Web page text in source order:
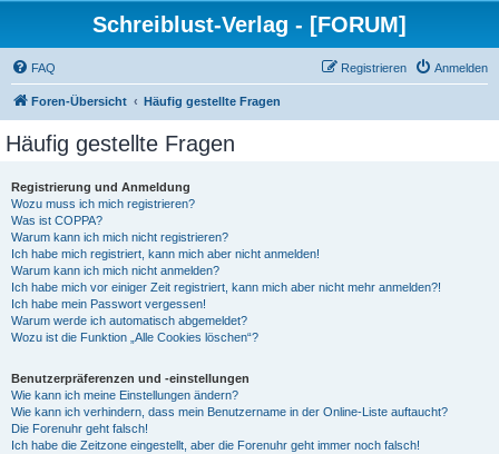
Schreiblust-Verlag - [FORUM]
FAQ Anmelden
Registrieren
Foren-Übersicht Häufig gestellte Fragen
Häufig gestellte Fragen
Registrierung und Anmeldung
Wozu muss ich mich registrieren?
Was ist COPPA?
Warum kann ich mich nicht registrieren?
Ich habe mich registriert, kann mich aber nicht anmelden!
Warum kann ich mich nicht anmelden?
Ich habe mich vor einiger Zeit registriert, kann mich aber nicht mehr anmelden?!
Ich habe mein Passwort vergessen!
Warum werde ich automatisch abgemeldet?
Wozu ist die Funktion „Alle Cookies löschen“?
Benutzerpräferenzen und -einstellungen
Wie kann ich meine Einstellungen ändern?
Wie kann ich verhindern, dass mein Benutzername in der Online-Liste auftaucht?
Die Forenuhr geht falsch!
Ich habe die Zeitzone eingestellt, aber die Forenuhr geht immer noch falsch!